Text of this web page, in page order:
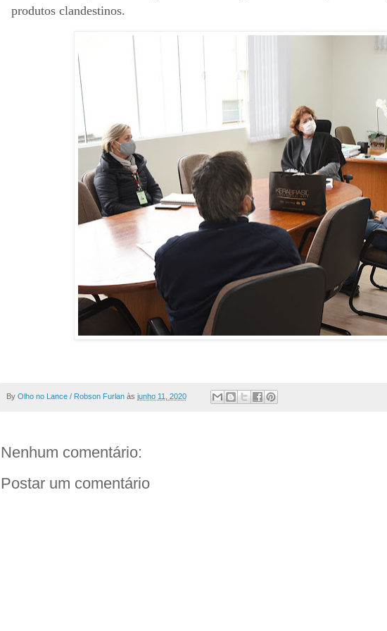
produtos clandestinos.
By Olho no Lance / Robson Furlan às junho 11, 2020
Nenhum comentário:
Postar um comentário